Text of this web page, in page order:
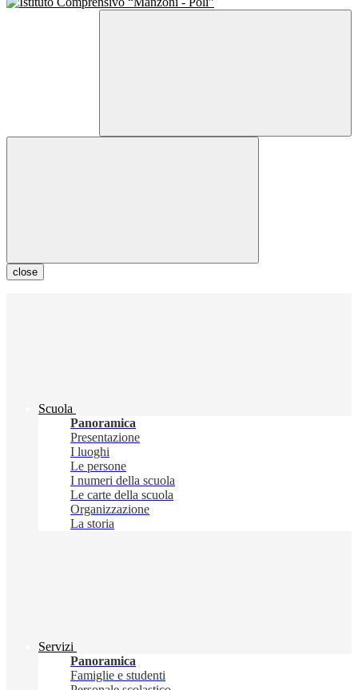
close
Scuola
Panoramica
Presentazione
I luoghi
Le persone
I numeri della scuola
Le carte della scuola
Organizzazione
La storia
Servizi
Panoramica
Famiglie e studenti